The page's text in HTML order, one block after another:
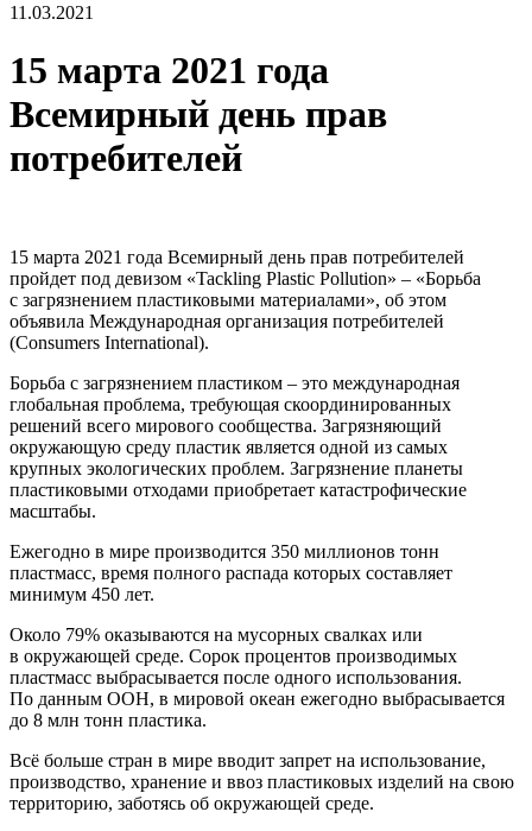
11.03.2021
15 марта 2021 года
Всемирный день прав
потребителей
15 марта 2021 года Всемирный день прав потребителей
пройдет под девизом «Tackling Plastic Pollution» – «Борьба
с загрязнением пластиковыми материалами», об этом
объявила Международная организация потребителей
(Consumers International).
Борьба с загрязнением пластиком – это международная
глобальная проблема, требующая скоординированных
решений всего мирового сообщества. Загрязняющий
окружающую среду пластик является одной из самых
крупных экологических проблем. Загрязнение планеты
пластиковыми отходами приобретает катастрофические
масштабы.
Ежегодно в мире производится 350 миллионов тонн
пластмасс, время полного распада которых составляет
минимум 450 лет.
Около 79% оказываются на мусорных свалках или
в окружающей среде. Сорок процентов производимых
пластмасс выбрасывается после одного использования.
По данным ООН, в мировой океан ежегодно выбрасывается
до 8 млн тонн пластика.
Всё больше стран в мире вводит запрет на использование,
производство, хранение и ввоз пластиковых изделий на свою
территорию, заботясь об окружающей среде.